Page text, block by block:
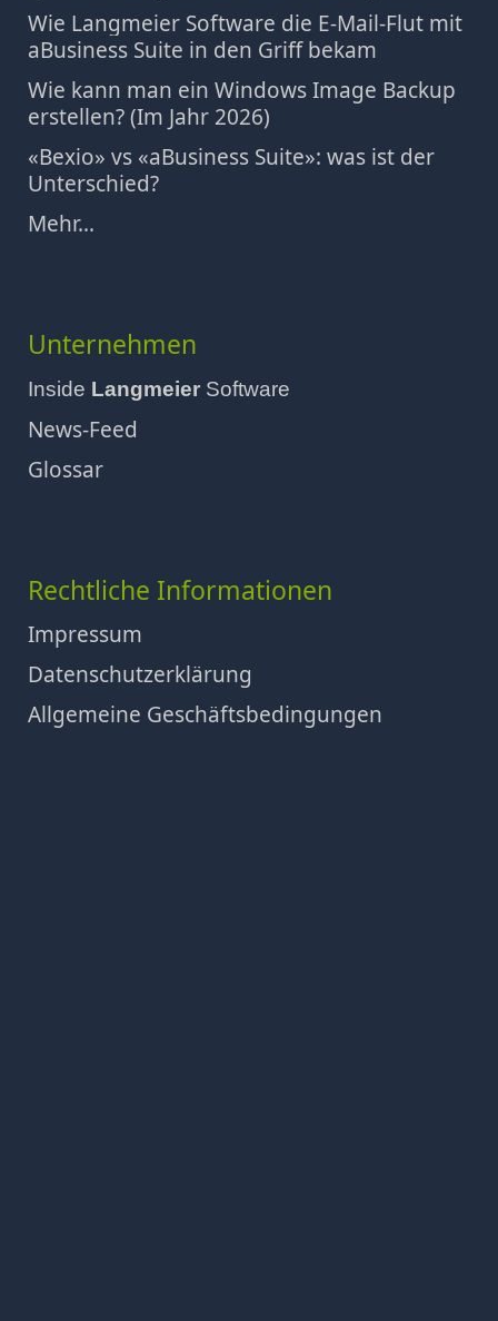
Wie Langmeier Software die E-Mail-Flut mit
aBusiness Suite in den Griff bekam
Wie kann man ein Windows Image Backup
erstellen? (Im Jahr 2026)
«Bexio» vs «aBusiness Suite»: was ist der
Unterschied?
Mehr...
Unternehmen
Inside Langmeier Software
News-Feed
Glossar
Rechtliche Informationen
Impressum
Datenschutzerklärung
Allgemeine Geschäftsbedingungen